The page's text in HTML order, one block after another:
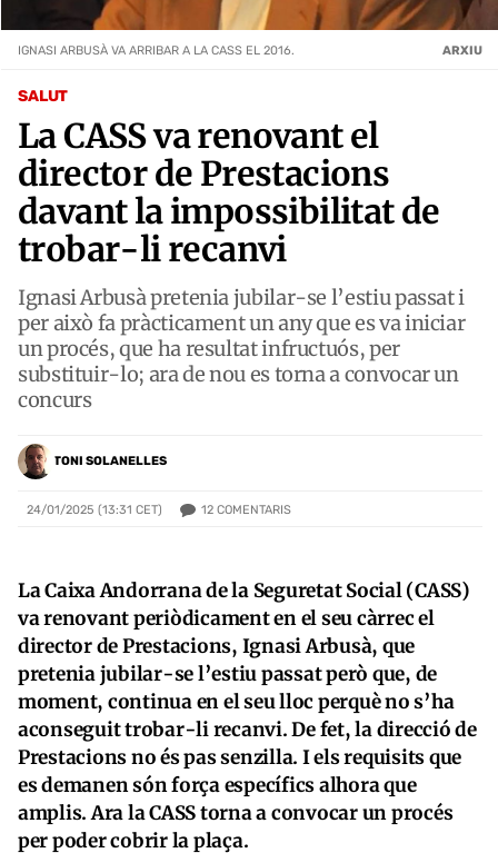
SALUT
La CASS va renovant el
director de Prestacions
davant la impossibilitat de
trobar-li recanvi
Ignasi Arbusà pretenia jubilar-se l’estiu passat i
per això fa pràcticament un any que es va iniciar
un procés, que ha resultat infructuós, per
substituir-lo; ara de nou es torna a convocar un
concurs
TONI SOLANELLES
24/01/2025 (13:31 CET) 12 COMENTARIS
IGNASI ARBUSÀ VA ARRIBAR A LA CASS EL 2016. ARXIU
La Caixa Andorrana de la Seguretat Social (CASS)
va renovant periòdicament en el seu càrrec el
director de Prestacions, Ignasi Arbusà, que
pretenia jubilar-se l’estiu passat però que, de
moment, continua en el seu lloc perquè no s’ha
aconseguit trobar-li recanvi. De fet, la direcció de
Prestacions no és pas senzilla. I els requisits que
es demanen són força específics alhora que
amplis. Ara la CASS torna a convocar un procés
per poder cobrir la plaça.